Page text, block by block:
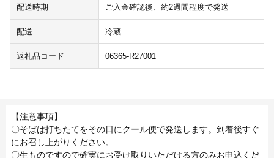
配送時期 ご入金確認後、約2週間程度で発送
配送 冷蔵
返礼品コード 06365-R27001
【注意事項】
〇そばは打ちたてをその日にクール便で発送します。到着後すぐ
にお召し上がりください。
〇生ものですので確実にお受け取りいただける方のみお申込くだ